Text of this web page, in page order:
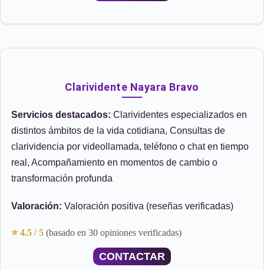
Clarividente Nayara Bravo
Servicios destacados: Clarividentes especializados en
distintos ámbitos de la vida cotidiana, Consultas de
clarividencia por videollamada, teléfono o chat en tiempo
real, Acompañamiento en momentos de cambio o
transformación profunda
Valoración: Valoración positiva (reseñas verificadas)
⭐ 4.5 / 5 (basado en 30 opiniones verificadas)
CONTACTAR